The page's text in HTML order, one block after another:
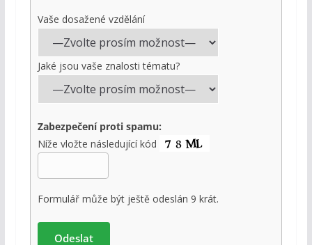
Vaše dosažené vzdělání
Jaké jsou vaše znalosti tématu?
Zabezpečení proti spamu:
Níže vložte následující kód
Formulář může být ještě odeslán 9 krát.